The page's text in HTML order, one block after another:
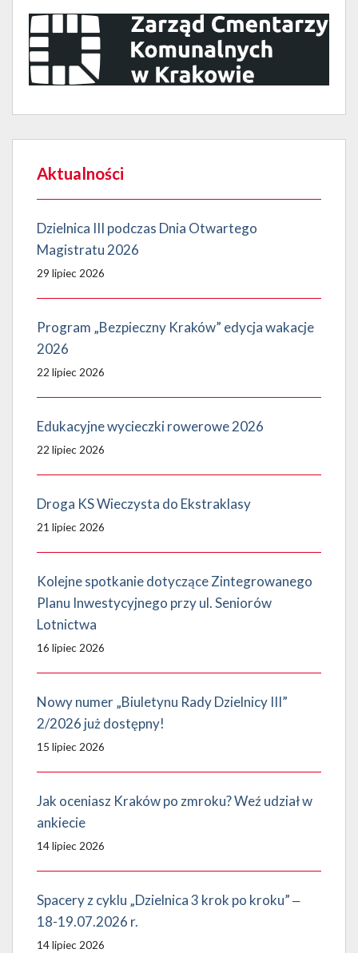
Aktualności
Dzielnica III podczas Dnia Otwartego
Magistratu 2026
29 lipiec 2026
Program „Bezpieczny Kraków” edycja wakacje
2026
22 lipiec 2026
Edukacyjne wycieczki rowerowe 2026
22 lipiec 2026
Droga KS Wieczysta do Ekstraklasy
21 lipiec 2026
Kolejne spotkanie dotyczące Zintegrowanego
Planu Inwestycyjnego przy ul. Seniorów
Lotnictwa
16 lipiec 2026
Nowy numer „Biuletynu Rady Dzielnicy III”
2/2026 już dostępny!
15 lipiec 2026
Jak oceniasz Kraków po zmroku? Weź udział w
ankiecie
14 lipiec 2026
Spacery z cyklu „Dzielnica 3 krok po kroku” ‒
18-19.07.2026 r.
14 lipiec 2026